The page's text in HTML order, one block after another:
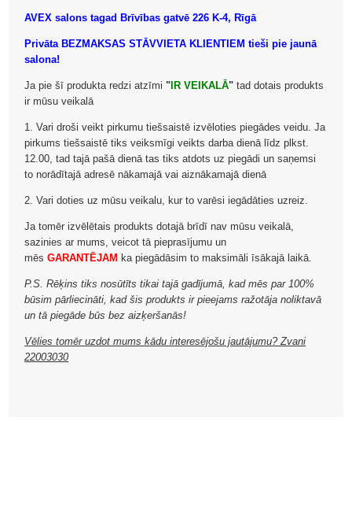
AVEX salons tagad Brīvības gatvē 226 K-4, Rīgā
Privāta BEZMAKSAS STĀVVIETA KLIENTIEM tieši pie jaunā
salona!
Ja pie šī produkta redzi atzīmi " IR VEIKALĀ" tad dotais produkts
ir mūsu veikalā
1. Vari droši veikt pirkumu tiešsaistē izvēloties piegādes veidu. Ja
pirkums tiešsaistē tiks veiksmīgi veikts darba dienā līdz plkst.
12.00, tad tajā pašā dienā tas tiks atdots uz piegādi un saņemsi
to norādītajā adresē nākamajā vai aiznākamajā dienā
2. Vari doties uz mūsu veikalu, kur to varēsi iegādāties uzreiz.
Ja tomēr izvēlētais produkts dotajā brīdī nav mūsu veikalā,
sazinies ar mums, veicot tā pieprasījumu un
mēsGARANTĒJAM ka piegādāsim to maksimāli īsākajā laikā.
P.S. Rēķins tiks nosūtīts tikai tajā gadījumā, kad mēs par 100%
būsim pārliecināti, kad šis produkts ir pieejams ražotāja noliktavā
un tā piegāde būs bez aizķeršanās!
Vēlies tomēr uzdot mums kādu interesējošu jautājumu? Zvani
22003030